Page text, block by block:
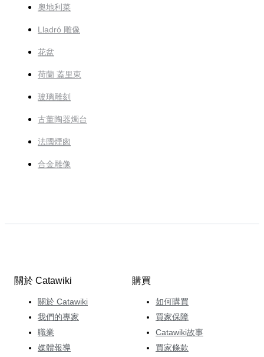
奧地利菜
Lladró 雕像
花盆
荷蘭 蓋里東
玻璃雕刻
古董陶器燭台
法國煙囪
合金雕像
關於 Catawiki
關於 Catawiki
我們的專家
職業
媒體報導
購買
如何購買
買家保障
Catawiki故事
買家條款